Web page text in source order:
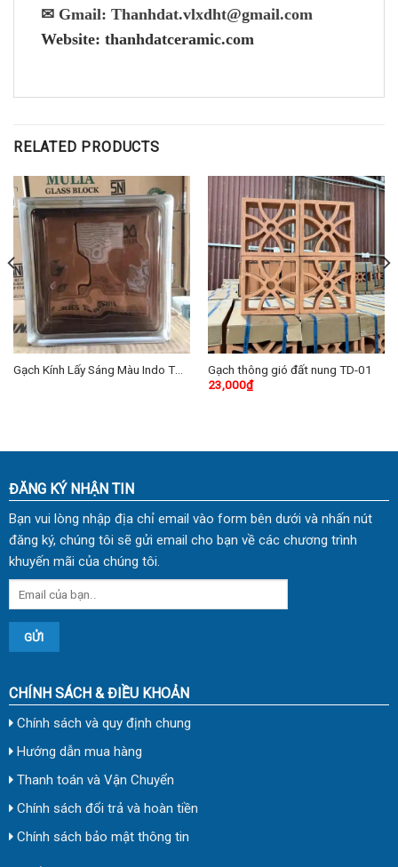
✉ Gmail: Thanhdat.vlxdht@gmail.com
Website: thanhdatceramic.com
RELATED PRODUCTS
Gạch Kính Lấy Sáng Màu Indo TD-
Gạch thông gió đất nung TD-01
23,000₫
ĐĂNG KÝ NHẬN TIN
Bạn vui lòng nhập địa chỉ email vào form bên dưới và nhấn nút
đăng ký, chúng tôi sẽ gửi email cho bạn về các chương trình
khuyến mãi của chúng tôi.
CHÍNH SÁCH & ĐIỀU KHOẢN
Chính sách và quy định chung
Hướng dẫn mua hàng
Thanh toán và Vận Chuyển
Chính sách đổi trả và hoàn tiền
Chính sách bảo mật thông tin